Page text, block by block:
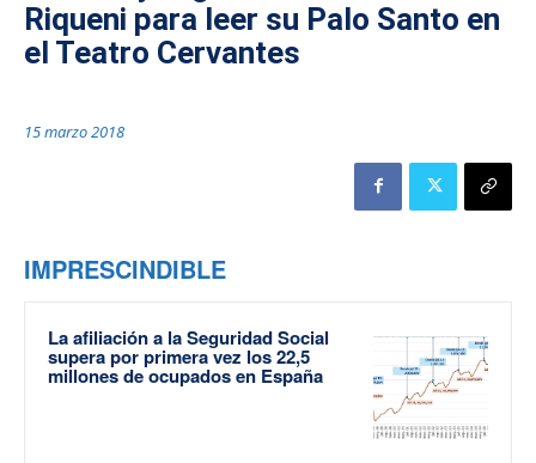
Riqueni para leer su Palo Santo en
el Teatro Cervantes
15 marzo 2018
IMPRESCINDIBLE
La afiliación a la Seguridad Social
supera por primera vez los 22,5
millones de ocupados en España